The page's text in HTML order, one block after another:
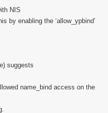
NIS
by enabling the ‘allow_ypbind’
suggests
name_bind access on the